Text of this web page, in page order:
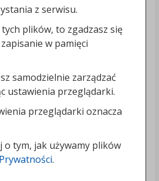
z serwisu.
plików, to zgadzasz się
w pamięci
samodzielnie zarządzać
ustawienia przeglądarki.
przeglądarki oznacza
o tym, jak używamy plików
.